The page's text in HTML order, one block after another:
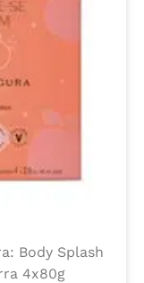
Body Splash
4x80g